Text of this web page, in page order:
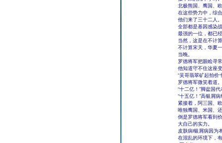
北极熊国、鹰国、
在这些势力中，综
他们来了三十二人。
全部都是基因感染
最强的一位，都已
当然，这是在不计
不计算宋天，华夏
当晚。
罗德将军把眼睑寻
他知道守不住这座
“吴哥翡翠矿起拍价
罗德将军微笑着道。
“十二亿！”脚盆国
“十五亿！”高银屑
紧接着，阿三国、
唯独鹰国、米国、
倒是罗德将军看到
大自己的实力。
皮肤病l银屑病因为
在混乱的环境下，